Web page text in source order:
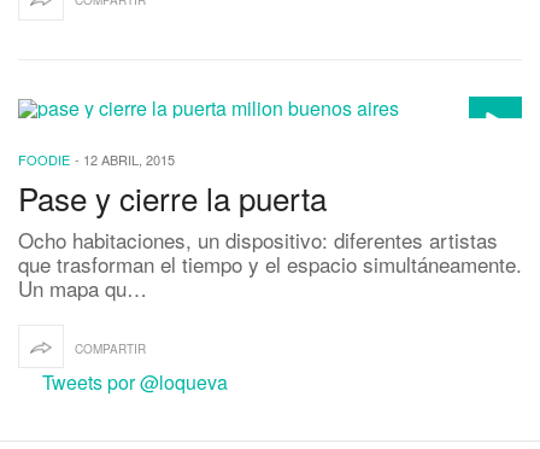
FOODIE - 12 ABRIL, 2015
Pase y cierre la puerta
Ocho habitaciones, un dispositivo: diferentes artistas
que trasforman el tiempo y el espacio simultáneamente.
Un mapa qu…
COMPARTIR
Tweets por @loqueva